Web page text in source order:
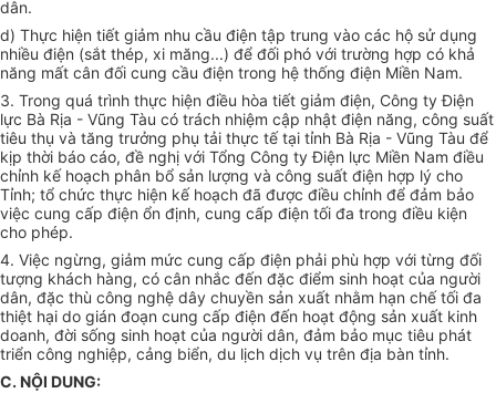
dân.
d) Thực hiện tiết giảm nhu cầu điện tập trung vào các hộ sử dụng
nhiều điện (sắt thép, xi măng...) để đối phó với trường hợp có khả
năng mất cân đối cung cầu điện trong hệ thống điện Miền Nam.
3. Trong quá trình thực hiện điều hòa tiết giảm điện, Công ty Điện
lực Bà Rịa - Vũng Tàu có trách nhiệm cập nhật điện năng, công suất
tiêu thụ và tăng trưởng phụ tải thực tế tại tỉnh Bà Rịa - Vũng Tàu để
kịp thời báo cáo, đề nghị với Tổng Công ty Điện lực Miền Nam điều
chỉnh kế hoạch phân bổ sản lượng và công suất điện hợp lý cho
Tỉnh; tổ chức thực hiện kế hoạch đã được điều chỉnh để đảm bảo
việc cung cấp điện ổn định, cung cấp điện tối đa trong điều kiện
cho phép.
4. Việc ngừng, giảm mức cung cấp điện phải phù hợp với từng đối
tượng khách hàng, có cân nhắc đến đặc điểm sinh hoạt của người
dân, đặc thù công nghệ dây chuyền sản xuất nhằm hạn chế tối đa
thiệt hại do gián đoạn cung cấp điện đến hoạt động sản xuất kinh
doanh, đời sống sinh hoạt của người dân, đảm bảo mục tiêu phát
triển công nghiệp, cảng biển, du lịch dịch vụ trên địa bàn tỉnh.
C. NỘI DUNG: